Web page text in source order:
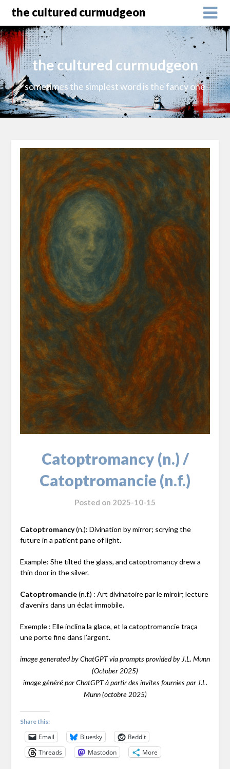
the cultured curmudgeon
the cultured curmudgeon
sometimes the simplest word is the fancy one
Catoptromancy (n.) /
Catoptromancie (n.f.)
Posted on 2025-10-15
Catoptromancy(n.): Divination by mirror; scrying the
future in a patient pane of light.
Example: She tilted the glass, and catoptromancy drew a
thin door in the silver.
Catoptromancie(n.f.) : Art divinatoire par le miroir; lecture
d’avenirs dans un éclat immobile.
Exemple : Elle inclina la glace, et la catoptromancie traça
une porte fine dans l’argent.
image generated by ChatGPT via prompts provided by J.L. Munn
(October 2025)
image généré par ChatGPT à partir des invites fournies par J.L.
Munn (octobre 2025)
Share this:
Email Bluesky
Reddit
Threads
Mastodon More